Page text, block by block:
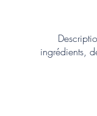
ingrédients,